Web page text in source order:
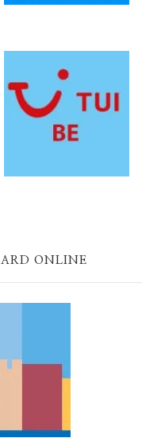
ONLINE